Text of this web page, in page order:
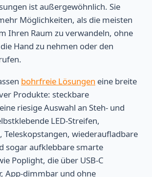
ist außergewöhnlich. Sie
Möglichkeiten, als die meisten
Ihren Raum zu verwandeln, ohne
Hand zu nehmen oder den
bohrfreie Lösungen eine breite
Produkte: steckbare
riesige Auswahl an Steh- und
LED-Streifen,
Teleskopstangen, wiederaufladbare
sogar aufklebbare smarte
Poplight, die über USB-C
App-dimmbar und ohne